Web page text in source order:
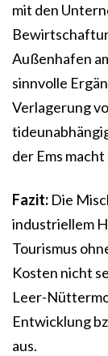
mit den
Außenhafen
sinnvolle
Verlagerung
der Ems macht
Fazit: Die
industriellem
Tourismus
Kosten nicht
Leer-
Entwicklung
aus.